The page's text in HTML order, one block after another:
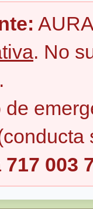
. No
de
003